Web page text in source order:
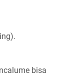
bisa